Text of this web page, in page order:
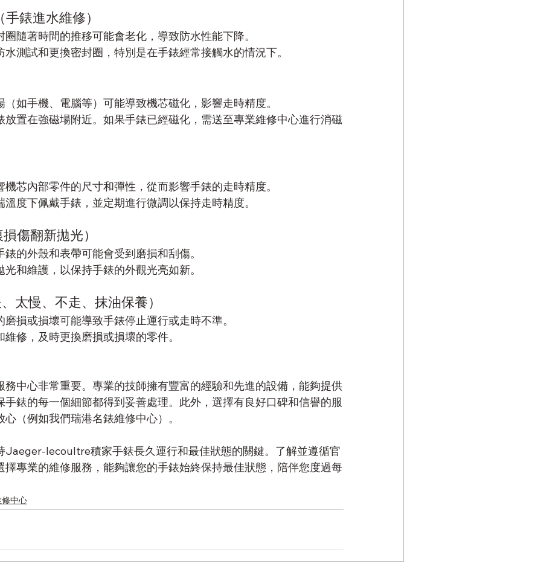
錶進水維修）
圈隨著時間的推移可能會老化，導致防水性能下降。
水測試和更換密封圈，特別是在手錶經常接觸水的情況下。
（如手機、電腦等）可能導致機芯磁化，影響走時精度。
放置在強磁場附近。如果手錶已經磁化，需送至專業維修中心進行消磁
機芯內部零件的尺寸和彈性，從而影響手錶的走時精度。
溫度下佩戴手錶，並定期進行微調以保持走時精度。
傷翻新拋光）
錶的外殼和表帶可能會受到磨損和刮傷。
和維護，以保持手錶的外觀光亮如新。
太慢、不走、抹油保養）
磨損或損壞可能導致手錶停止運行或走時不準。
修，及時更換磨損或損壞的零件。
務中心非常重要。專業的技師擁有豐富的經驗和先進的設備，能夠提供
手錶的每一個細節都得到妥善處理。此外，選擇有良好口碑和信譽的服
（例如我們瑞港名錶維修中心）。
Jaeger-lecoultre積家手錶長久運行和最佳狀態的關鍵。了解並遵循官
擇專業的維修服務，能夠讓您的手錶始終保持最佳狀態，陪伴您度過每
中心